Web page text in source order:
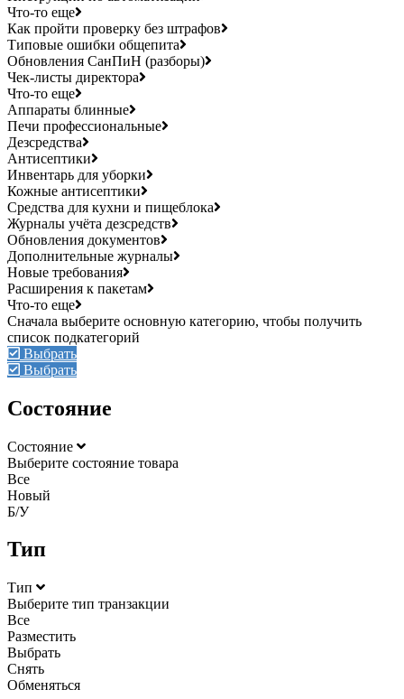
Что-то еще
Как пройти проверку без штрафов
Типовые ошибки общепита
Обновления СанПиН (разборы)
Чек-листы директора
Что-то еще
Аппараты блинные
Печи профессиональные
Дезсредства
Антисептики
Инвентарь для уборки
Кожные антисептики
Средства для кухни и пищеблока
Журналы учёта дезсредств
Обновления документов
Дополнительные журналы
Новые требования
Расширения к пакетам
Что-то еще
Выбрать
Выбрать
Состояние
Состояние
Выберите состояние товара
Все
Новый
Б/У
Тип
Тип
Выберите тип транзакции
Все
Разместить
Выбрать
Снять
Обменяться